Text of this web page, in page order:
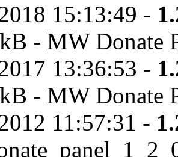
15:13:49 -
- MW Donate
13:36:53 -
- MW Donate
11:57:31 -